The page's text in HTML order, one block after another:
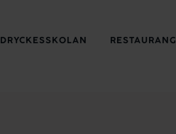
DRYCKESSKOLAN RESTAURANG